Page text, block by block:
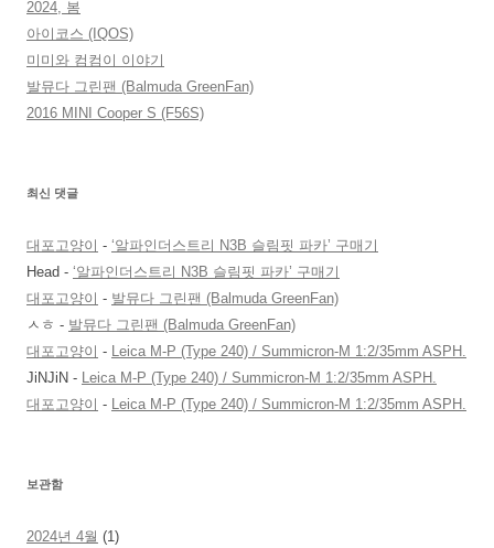
2024, 봄
아이코스 (IQOS)
미미와 컴컴이 이야기
발뮤다 그린팬 (Balmuda GreenFan)
2016 MINI Cooper S (F56S)
최신 댓글
대포고양이 - ‘알파인더스트리 N3B 슬림핏 파카’ 구매기
Head - ‘알파인더스트리 N3B 슬림핏 파카’ 구매기
대포고양이 - 발뮤다 그린팬 (Balmuda GreenFan)
ㅅㅎ - 발뮤다 그린팬 (Balmuda GreenFan)
대포고양이 - Leica M-P (Type 240) / Summicron-M 1:2/35mm ASPH.
JiNJiN - Leica M-P (Type 240) / Summicron-M 1:2/35mm ASPH.
대포고양이 - Leica M-P (Type 240) / Summicron-M 1:2/35mm ASPH.
보관함
2024년 4월 (1)